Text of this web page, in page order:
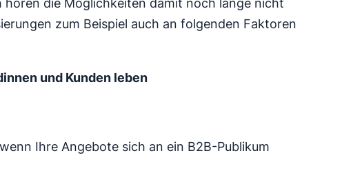
hören die Möglichkeiten damit noch lange nicht
zum Beispiel auch an folgenden Faktoren
und Kunden leben
Ihre Angebote sich an ein B2B-Publikum